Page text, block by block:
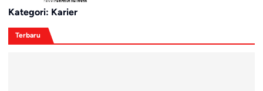
Kategori: Karier
Terbaru